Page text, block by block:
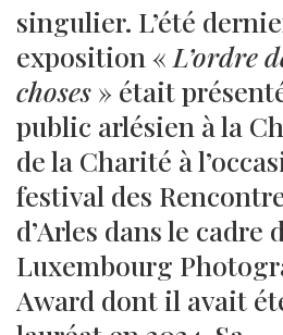
singulier. L’été
exposition « L’ordre
choses » était
public arlésien à la
de la Charité à
festival des
d’Arles dans le cadre
Luxembourg
Award dont il avait